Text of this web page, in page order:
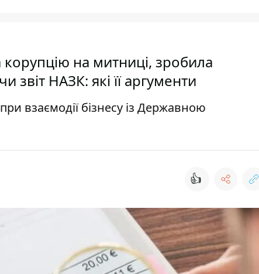
корупцію на митниці, зробила
звіт НАЗК: які її аргументи
взаємодії бізнесу із Державною
👍